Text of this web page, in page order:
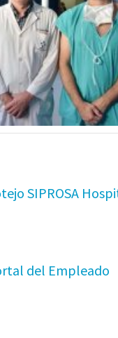
SIPROSA
del Empleado